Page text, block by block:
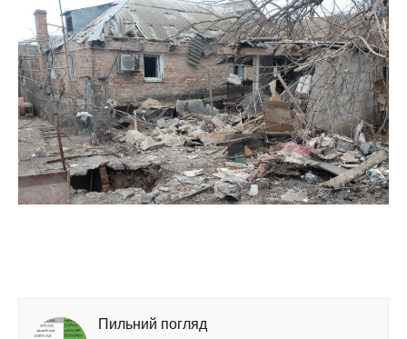
Пильний погляд